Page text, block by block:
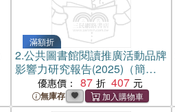
滿額折
2.公共圖書館閱讀推廣活動品牌
影響力研究報告(2025)（簡體
優惠價： 87 407
無庫存